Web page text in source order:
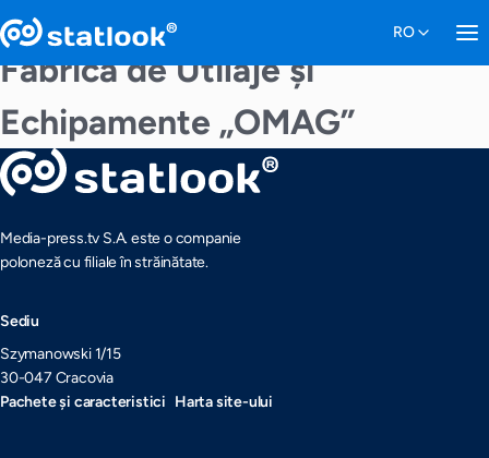
Fabrica de Utilaje și
Echipamente „OMAG”
Media-press.tv S.A. este o companie
poloneză cu filiale în străinătate.
Sediu
Szymanowski 1/15
30-047 Cracovia
Pachete și caracteristici Harta site-ului